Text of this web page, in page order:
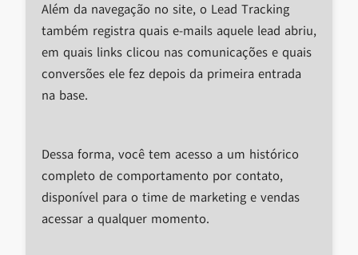
Além da navegação no site, o Lead Tracking
também registra quais e-mails aquele lead abriu,
em quais links clicou nas comunicações e quais
conversões ele fez depois da primeira entrada
na base.
Dessa forma, você tem acesso a um histórico
completo de comportamento por contato,
disponível para o time de marketing e vendas
acessar a qualquer momento.